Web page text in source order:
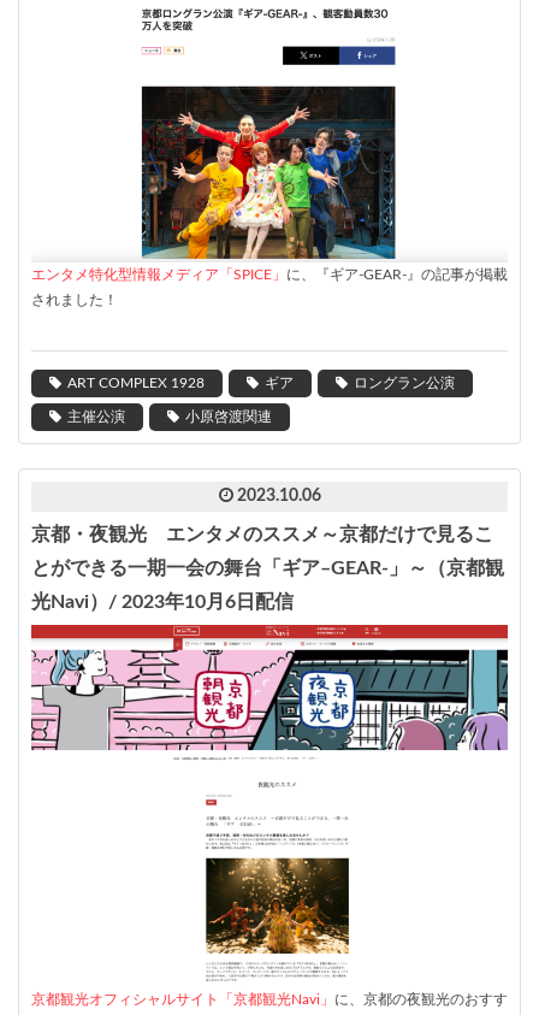
エンタメ特化型情報メディア「 SPICE 」 に、『ギア-GEAR- 』の記事が掲載
されました！
ART COMPLEX 1928 ギア ロングラン公演
主催公演 小原啓渡関連
2023.10.06
京都・夜観光 エンタメのススメ～京都だけで見るこ
とができる一期一会の舞台「ギア–GEAR-」～（京都観
光Navi）/ 2023年10月6日配信
京都観光オフィシャルサイト「京都観光Navi」 に、京都の夜観光のおすす